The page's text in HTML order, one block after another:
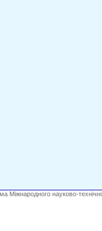
науково-